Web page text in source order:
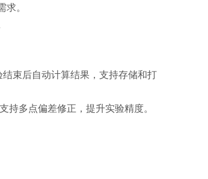
。
束后自动计算结果，支持存储和打
持多点偏差修正，提升实验精度。